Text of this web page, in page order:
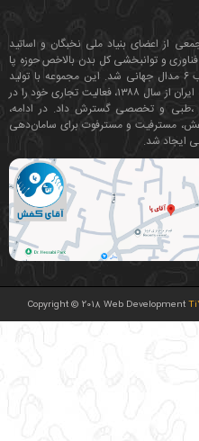
۱۳۸۵ با حضور جمعی از اعضای بنیاد ملی نخبگان و اساتید
و توانبخشی کل بدن بالاخص حوزه پا
آغاز به کار کرد و موفق به کسب ۶ مدال جهانی شد. این مجموعه با تولید
نخستین کفی صنعتی ثبت‌شده ایران از سال ۱۳۸۸، فعالیت تجاری خود را در
و تخصصی گسترش داد. در ادامه،
مسترفیت و مسترفوت برای سامان‌دهی
ایجاد شد.
Copyright © 2018 Web Development